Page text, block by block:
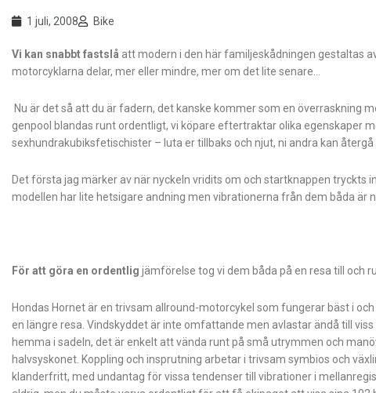
1 juli, 2008 Bike
Vi kan snabbt fastslå att modern i den här familjeskådningen gestaltas
motorcyklarna delar, mer eller mindre, mer om det lite senare…
Nu är det så att du är fadern, det kanske kommer som en överraskning
genpool blandas runt ordentligt, vi köpare eftertraktar olika egenskaper
sexhundrakubiksfetischister – luta er tillbaks och njut, ni andra kan återgå
Det första jag märker av när nyckeln vridits om och startknappen tryckts
modellen har lite hetsigare andning men vibrationerna från dem båda är
För att göra en ordentlig jämförelse tog vi dem båda på en resa till och
Hondas Hornet är en trivsam allround-motorcykel som fungerar bäst i
en längre resa. Vindskyddet är inte omfattande men avlastar ändå till
hemma i sadeln, det är enkelt att vända runt på små utrymmen och
halvsyskonet. Koppling och insprutning arbetar i trivsam symbios och
klanderfritt, med undantag för vissa tendenser till vibrationer i